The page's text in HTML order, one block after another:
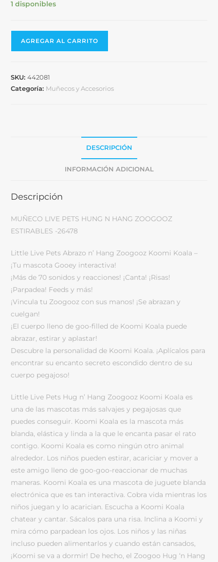
1 disponibles
AGREGAR AL CARRITO
SKU:442081
Categoría: Muñecos y Accesorios
DESCRIPCIÓN
INFORMACIÓN ADICIONAL
Descripción
MUÑECO LIVE PETS HUNG N HANG ZOOGOOZ
ESTIRABLES -26478
Little Live Pets Abrazo n’ Hang Zoogooz Koomi Koala –
¡Tu mascota Gooey interactiva!
¡Más de 70 sonidos y reacciones! ¡Canta! ¡Risas!
¡Parpadea! Feeds y más!
¡Vincula tu Zoogooz con sus manos! ¡Se abrazan y
cuelgan!
¡El cuerpo lleno de goo-filled de Koomi Koala puede
abrazar, estirar y aplastar!
Descubre la personalidad de Koomi Koala. ¡Aplícalos para
encontrar su encanto secreto escondido dentro de su
cuerpo pegajoso!
Little Live Pets Hug n’ Hang Zoogooz Koomi Koala es
una de las mascotas más salvajes y pegajosas que
puedes conseguir. Koomi Koala es la mascota más
blanda, elástica y linda a la que le encanta pasar el rato
contigo. Koomi Koala es como ningún otro animal
alrededor. Los niños pueden estirar, acariciar y mover a
este amigo lleno de goo-goo-reaccionar de muchas
maneras. Koomi Koala es una mascota de juguete blanda
electrónica que es tan interactiva. Cobra vida mientras los
niños juegan y lo acarician. Escucha a Koomi Koala
chatear y cantar. Sácalos para una risa. Inclina a Koomi y
mira cómo parpadean los ojos. Los niños y las niñas
incluso pueden alimentarlos y cuando están cansados,
¡Koomi se va a dormir! De hecho, el Zoogoo Hug ‘n Hang